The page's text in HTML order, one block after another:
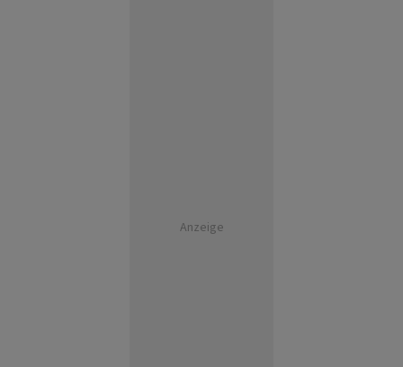
Anzeige